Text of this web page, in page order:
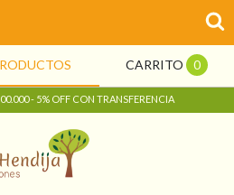
CARRITO 0
- 5% OFF CON TRANSFERENCIA